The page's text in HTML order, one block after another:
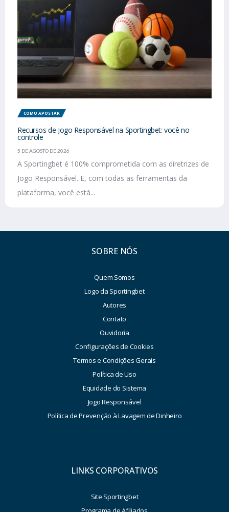
COMO APOSTAR
Recursos de Jogo Responsável na Sportingbet: você no
controle
5 DE AGOSTO DE 2026
A Sportingbet é 100% comprometida com as diretrizes de
Jogo Responsável. E, com todas as ferramentas da
plataforma, você está...
SOBRE NÓS
Quem Somos
Logo da Sportingbet
Autores
Contato
Ouvidoria
Configurações de Cookies
Termos e Condições Gerais
Política de Uso
Equidade do Sistema
Jogo Responsável
Política de Prevenção à Lavagem de Dinheiro
LINKS CORPORATIVOS
Site Sportingbet